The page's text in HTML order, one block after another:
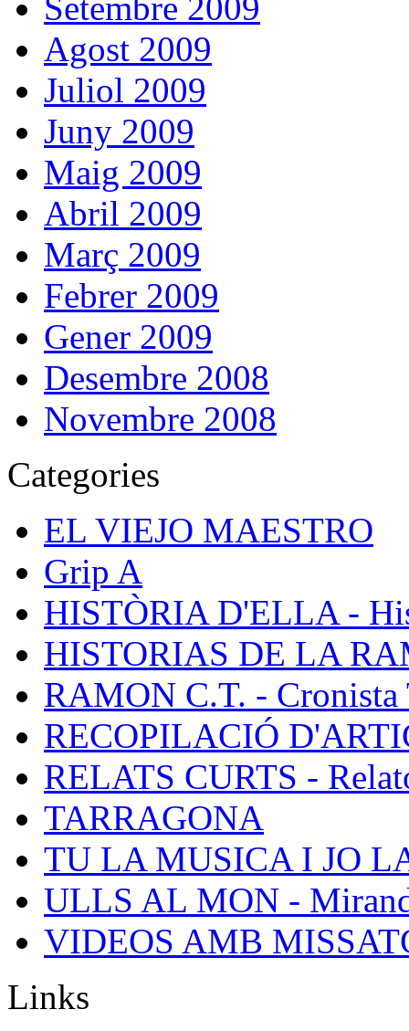
Agost 2009
Juliol 2009
Juny 2009
Maig 2009
Abril 2009
Març 2009
Febrer 2009
Gener 2009
Desembre 2008
Novembre 2008
Categories
EL VIEJO MAESTRO
Grip A
HISTÒRIA D'ELLA -
HISTORIAS DE LA
RAMON C.T. - Cronista
RECOPILACIÓ
RELATS CURTS -
TARRAGONA
TU LA MUSICA I JO
ULLS AL MON -
VIDEOS AMB
Links